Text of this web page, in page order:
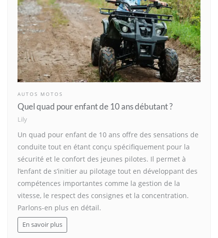
AUTOS MOTOS
Quel quad pour enfant de 10 ans débutant ?
Lily
Un quad pour enfant de 10 ans offre des sensations de
conduite tout en étant conçu spécifiquement pour la
sécurité et le confort des jeunes pilotes. Il permet à
l’enfant de s’initier au pilotage tout en développant des
compétences importantes comme la gestion de la
vitesse, le respect des consignes et la concentration.
Parlons-en plus en détail.
En savoir plus